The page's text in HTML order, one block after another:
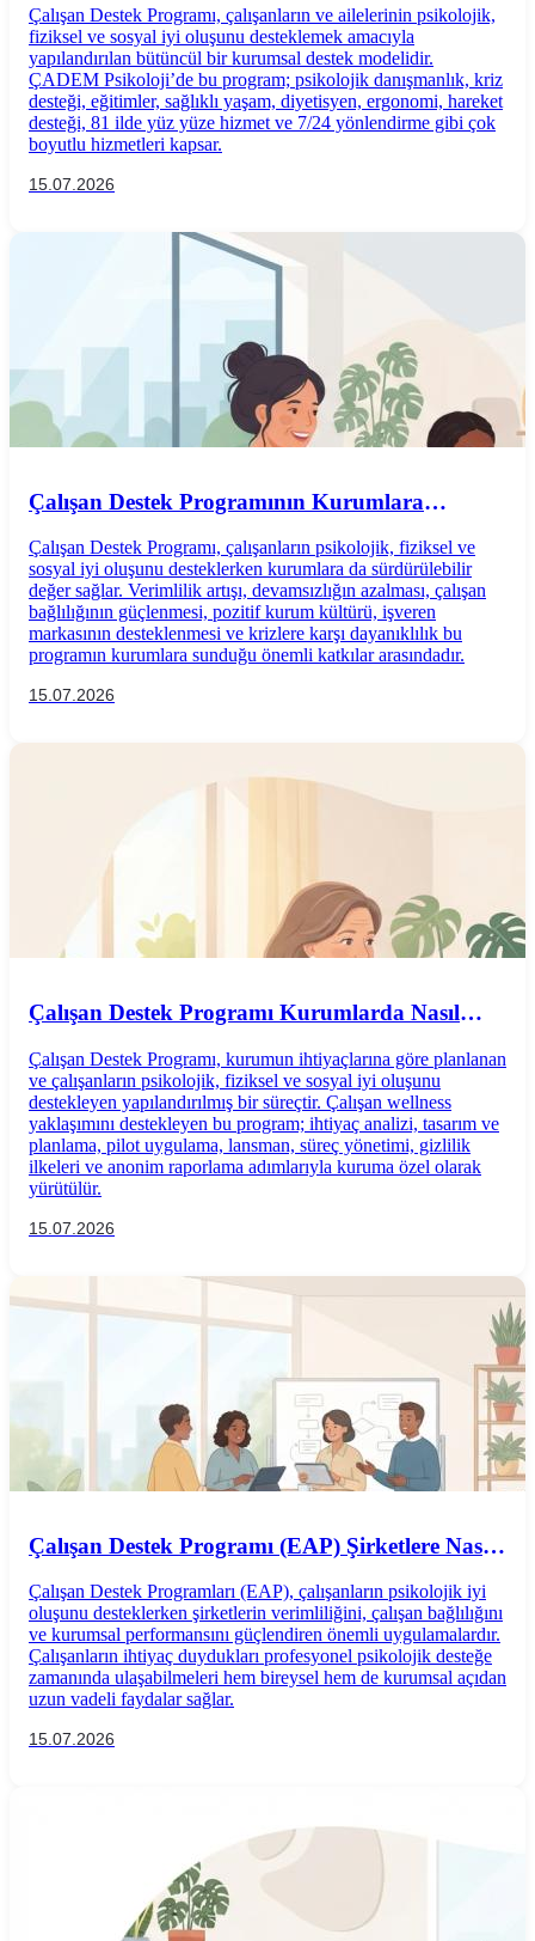
Çalışan Destek Programı, çalışanların ve ailelerinin psikolojik,
fiziksel ve sosyal iyi oluşunu desteklemek amacıyla
yapılandırılan bütüncül bir kurumsal destek modelidir.
ÇADEM Psikoloji’de bu program; psikolojik danışmanlık, kriz
desteği, eğitimler, sağlıklı yaşam, diyetisyen, ergonomi, hareket
desteği, 81 ilde yüz yüze hizmet ve 7/24 yönlendirme gibi çok
boyutlu hizmetleri kapsar.
15.07.2026
Çalışan Destek Programının Kurumlara
Çalışan Destek Programı, çalışanların psikolojik, fiziksel ve
sosyal iyi oluşunu desteklerken kurumlara da sürdürülebilir
değer sağlar. Verimlilik artışı, devamsızlığın azalması, çalışan
bağlılığının güçlenmesi, pozitif kurum kültürü, işveren
markasının desteklenmesi ve krizlere karşı dayanıklılık bu
programın kurumlara sunduğu önemli katkılar arasındadır.
15.07.2026
Çalışan Destek Programı Kurumlarda Nasıl
Çalışan Destek Programı, kurumun ihtiyaçlarına göre planlanan
ve çalışanların psikolojik, fiziksel ve sosyal iyi oluşunu
destekleyen yapılandırılmış bir süreçtir. Çalışan wellness
yaklaşımını destekleyen bu program; ihtiyaç analizi, tasarım ve
planlama, pilot uygulama, lansman, süreç yönetimi, gizlilik
ilkeleri ve anonim raporlama adımlarıyla kuruma özel olarak
yürütülür.
15.07.2026
Çalışan Destek Programı (EAP) Şirketlere Nasıl
Çalışan Destek Programları (EAP), çalışanların psikolojik iyi
oluşunu desteklerken şirketlerin verimliliğini, çalışan bağlılığını
ve kurumsal performansını güçlendiren önemli uygulamalardır.
Çalışanların ihtiyaç duydukları profesyonel psikolojik desteğe
zamanında ulaşabilmeleri hem bireysel hem de kurumsal açıdan
uzun vadeli faydalar sağlar.
15.07.2026